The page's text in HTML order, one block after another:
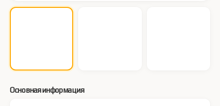
Основная информация